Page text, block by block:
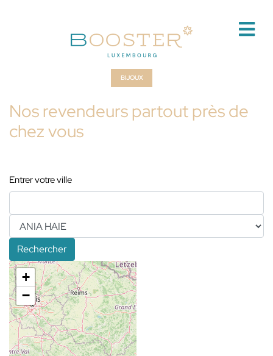
BIJOUX
Nos revendeurs partout près de
chez vous
Entrer votre ville
Rechercher
+
−